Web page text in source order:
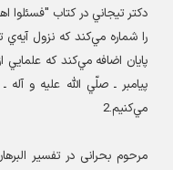
دکتر تيجاني در کتاب "فسئلوا
را شماره مي‌کند که نزول آيه‌ي
پايان اضافه مي‌کند که علمايي
پيامبر ـ صلّي الله عليه و آله
مي‌کنيم.2